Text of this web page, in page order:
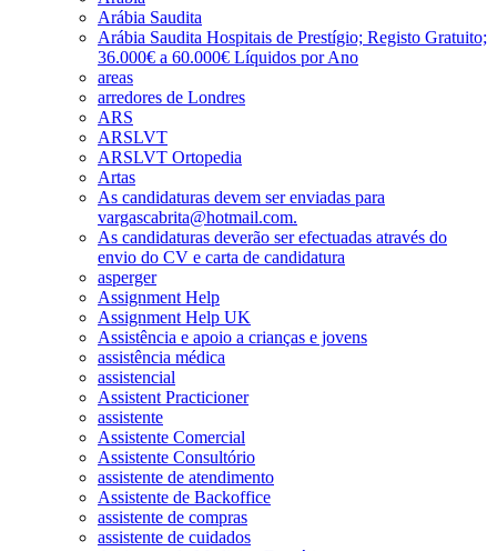
Arábia Saudita
Arábia Saudita Hospitais de Prestígio; Registo Gratuito;
36.000€ a 60.000€ Líquidos por Ano
areas
arredores de Londres
ARS
ARSLVT
ARSLVT Ortopedia
Artas
As candidaturas devem ser enviadas para
vargascabrita@hotmail.com.
As candidaturas deverão ser efectuadas através do
envio do CV e carta de candidatura
asperger
Assignment Help
Assignment Help UK
Assistência e apoio a crianças e jovens
assistência médica
assistencial
Assistent Practicioner
assistente
Assistente Comercial
Assistente Consultório
assistente de atendimento
Assistente de Backoffice
assistente de compras
assistente de cuidados